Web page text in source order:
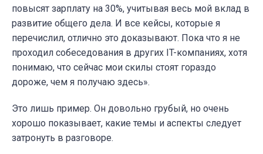
повысят зарплату на 30%, учитывая весь мой вклад в
развитие общего дела. И все кейсы, которые я
перечислил, отлично это доказывают. Пока что я не
проходил собеседования в других IT-компаниях, хотя
понимаю, что сейчас мои скилы стоят гораздо
дороже, чем я получаю здесь».
Это лишь пример. Он довольно грубый, но очень
хорошо показывает, какие темы и аспекты следует
затронуть в разговоре.